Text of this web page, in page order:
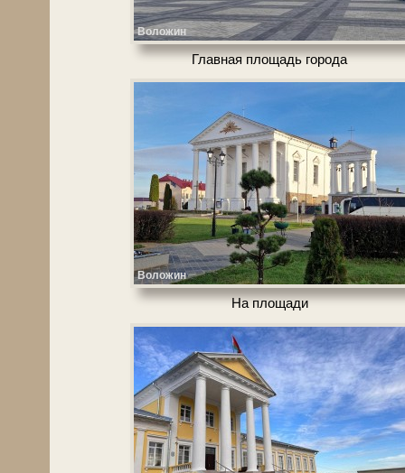
Воложин
Главная пло­щадь го­ро­да
Воложин
На пло­ща­ди